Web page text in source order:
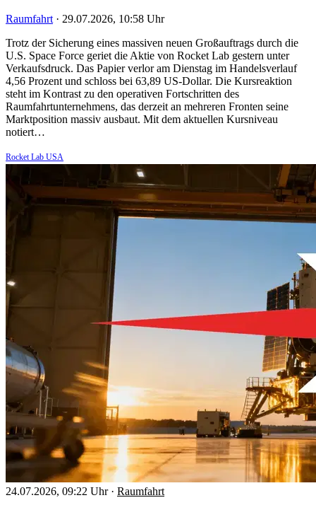
Raumfahrt · 29.07.2026, 10:58 Uhr
Trotz der Sicherung eines massiven neuen Großauftrags durch die
U.S. Space Force geriet die Aktie von Rocket Lab gestern unter
Verkaufsdruck. Das Papier verlor am Dienstag im Handelsverlauf
4,56 Prozent und schloss bei 63,89 US-Dollar. Die Kursreaktion
steht im Kontrast zu den operativen Fortschritten des
Raumfahrtunternehmens, das derzeit an mehreren Fronten seine
Marktposition massiv ausbaut. Mit dem aktuellen Kursniveau
notiert…
Rocket Lab USA
24.07.2026, 09:22 Uhr · Raumfahrt